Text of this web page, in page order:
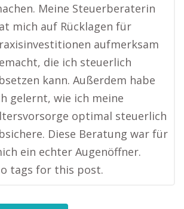
Meine Steuerberaterin
mich auf Rücklagen für
aufmerksam
die ich steuerlich
kann. Außerdem habe
gelernt, wie ich meine
optimal steuerlich
Diese Beratung war für
ein echter Augenöffner.
tags for this post.